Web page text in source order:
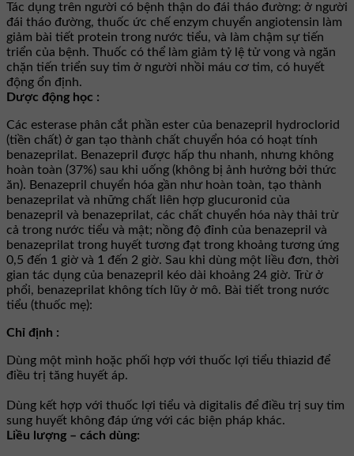
Tác dụng trên người có bệnh thận do đái tháo đường: ở người
đái tháo đường, thuốc ức chế enzym chuyển angiotensin làm
giảm bài tiết protein trong nước tiểu, và làm chậm sự tiến
triển của bệnh. Thuốc có thể làm giảm tỷ lệ tử vong và ngăn
chặn tiến triển suy tim ở người nhồi máu cơ tim, có huyết
động ổn định.
Dược động học :
Các esterase phân cắt phần ester của benazepril hydroclorid
(tiền chất) ở gan tạo thành chất chuyển hóa có hoạt tính
benazeprilat. Benazepril được hấp thu nhanh, nhưng không
hoàn toàn (37%) sau khi uống (không bị ảnh hưởng bởi thức
ăn). Benazepril chuyển hóa gần như hoàn toàn, tạo thành
benazeprilat và những chất liên hợp glucuronid của
benazepril và benazeprilat, các chất chuyển hóa này thải trừ
cả trong nước tiểu và mật; nồng độ đỉnh của benazepril và
benazeprilat trong huyết tương đạt trong khoảng tương ứng
0,5 đến 1 giờ và 1 đến 2 giờ. Sau khi dùng một liều đơn, thời
gian tác dụng của benazepril kéo dài khoảng 24 giờ. Trừ ở
phổi, benazeprilat không tích lũy ở mô. Bài tiết trong nước
tiểu (thuốc mẹ):
Chỉ định :
Dùng một mình hoặc phối hợp với thuốc lợi tiểu thiazid để
điều trị tăng huyết áp.
Dùng kết hợp với thuốc lợi tiểu và digitalis để điều trị suy tim
sung huyết không đáp ứng với các biện pháp khác.
Liều lượng – cách dùng: